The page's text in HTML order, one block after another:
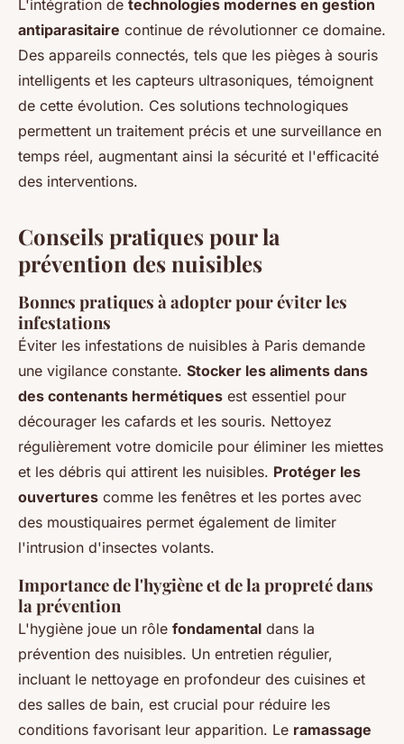
L'intégration de technologies modernes en gestion
antiparasitaire continue de révolutionner ce domaine.
Des appareils connectés, tels que les pièges à souris
intelligents et les capteurs ultrasoniques, témoignent
de cette évolution. Ces solutions technologiques
permettent un traitement précis et une surveillance en
temps réel, augmentant ainsi la sécurité et l'efficacité
des interventions.
Conseils pratiques pour la
prévention des nuisibles
Bonnes pratiques à adopter pour éviter les
infestations
Éviter les infestations de nuisibles à Paris demande
une vigilance constante. Stocker les aliments dans
des contenants hermétiques est essentiel pour
décourager les cafards et les souris. Nettoyez
régulièrement votre domicile pour éliminer les miettes
et les débris qui attirent les nuisibles. Protéger les
ouvertures comme les fenêtres et les portes avec
des moustiquaires permet également de limiter
l'intrusion d'insectes volants.
Importance de l'hygiène et de la propreté dans
la prévention
L'hygiène joue un rôle fondamental dans la
prévention des nuisibles. Un entretien régulier,
incluant le nettoyage en profondeur des cuisines et
des salles de bain, est crucial pour réduire les
conditions favorisant leur apparition. Le ramassage